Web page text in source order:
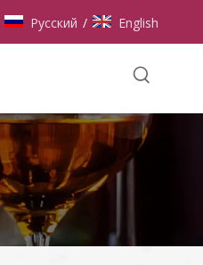
Pусский / English